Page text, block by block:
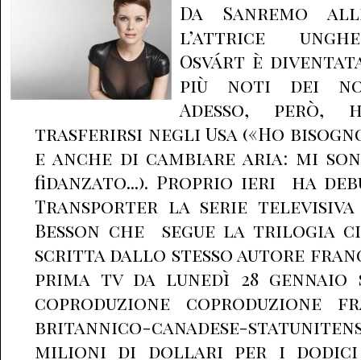
Da Sanremo
l’attrice
Osvárt è
più noti dei
Adesso, però,
trasferirsi negli Usa («Ho
e anche di cambiare aria: mi
fidanzato...). Proprio ieri ha
Transporter la serie televisiva
Besson che segue la trilogia
scritta dallo stesso autore
prima tv da lunedì 28 gennaio
coproduzione coproduzione
britannico-canadese-
milioni di dollari per i dodici